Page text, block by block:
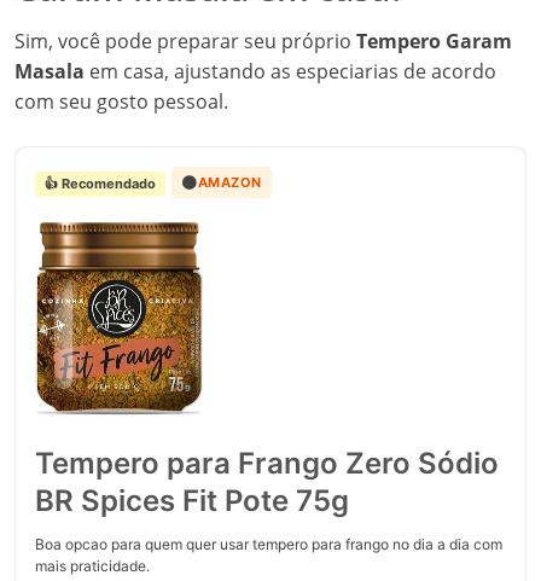
Sim, você pode preparar seu próprio Tempero Garam
Masala em casa, ajustando as especiarias de acordo
com seu gosto pessoal.
👍 Recomendado 🟠AMAZON
Tempero para Frango Zero Sódio
BR Spices Fit Pote 75g
Boa opcao para quem quer usar tempero para frango no dia a dia com
mais praticidade.